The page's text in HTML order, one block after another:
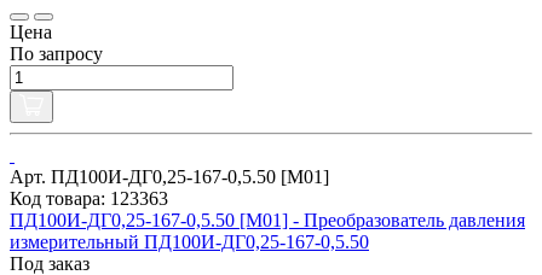
Цена
По запросу
Арт. ПД100И-ДГ0,25-167-0,5.50 [М01]
Код товара: 123363
ПД100И-ДГ0,25-167-0,5.50 [М01] - Преобразователь давления
измерительный ПД100И-ДГ0,25-167-0,5.50
Под заказ